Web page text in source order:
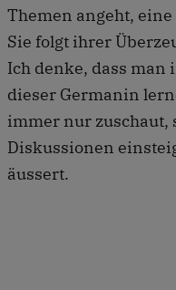
Themen angeht,
Sie folgt ihrer
Ich denke, dass
dieser Germanin
immer nur
Diskussionen
äussert.